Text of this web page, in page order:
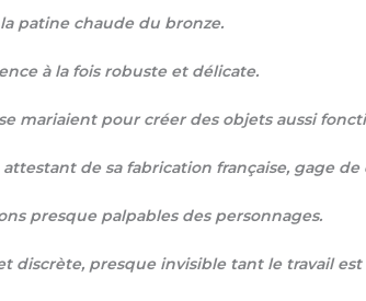
patine chaude du bronze.
à la fois robuste et délicate.
mariaient pour créer des objets aussi
de sa fabrication française, gage
presque palpables des personnages.
discrète, presque invisible tant le travail